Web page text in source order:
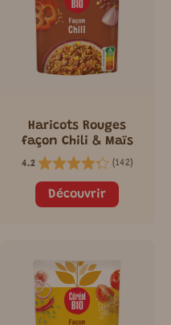
Haricots Rouges
façon Chili & Maïs
4.2 (142)
Découvrir